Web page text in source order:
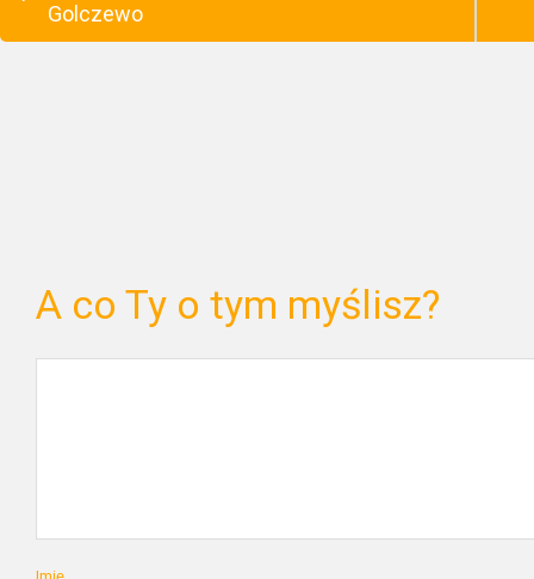
Golczewo
A co Ty o tym myślisz?